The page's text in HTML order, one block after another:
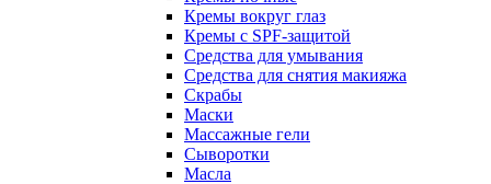
Кремы вокруг глаз
Кремы с SPF-защитой
Средства для умывания
Средства для снятия макияжа
Скрабы
Маски
Массажные гели
Сыворотки
Масла